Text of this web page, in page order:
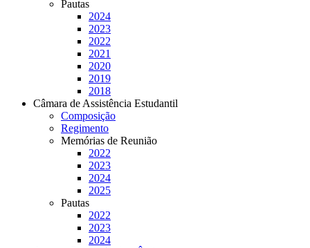
Pautas
2024
2023
2022
2021
2020
2019
2018
Câmara de Assistência Estudantil
Composição
Regimento
Memórias de Reunião
2022
2023
2024
2025
Pautas
2022
2023
2024